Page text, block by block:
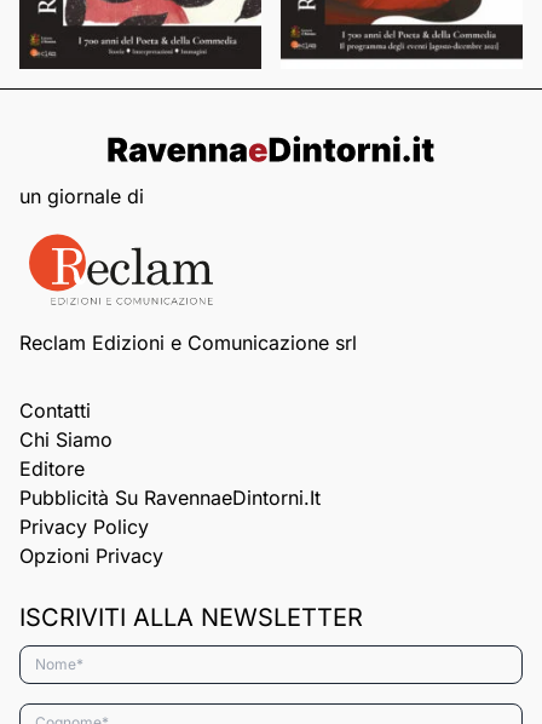
un giornale di
Reclam Edizioni e Comunicazione srl
Contatti
Chi Siamo
Editore
Pubblicità Su RavennaeDintorni.it
Privacy Policy
Opzioni Privacy
ISCRIVITI ALLA NEWSLETTER
Nome*
Cognome*